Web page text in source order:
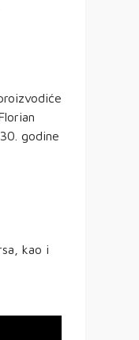
godine
kao i